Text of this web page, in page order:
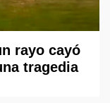
rayo cayó
tragedia